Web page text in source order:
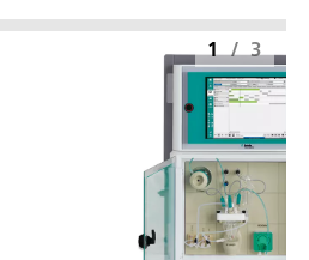
1 / 3